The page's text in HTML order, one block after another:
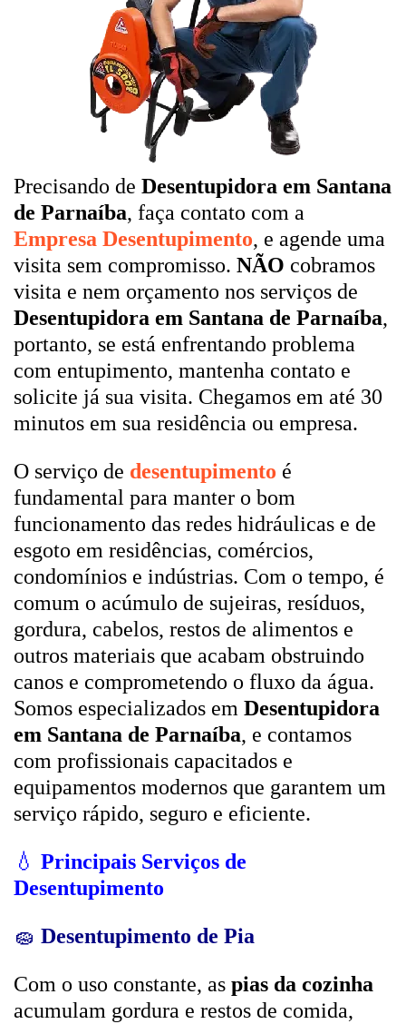
Precisando de Desentupidora em Santana
de Parnaíba, faça contato com a
Empresa Desentupimento, e agende uma
visita sem compromisso. NÃO cobramos
visita e nem orçamento nos serviços de
Desentupidora em Santana de Parnaíba,
portanto, se está enfrentando problema
com entupimento, mantenha contato e
solicite já sua visita. Chegamos em até 30
minutos em sua residência ou empresa.
O serviço de desentupimento é
fundamental para manter o bom
funcionamento das redes hidráulicas e de
esgoto em residências, comércios,
condomínios e indústrias. Com o tempo, é
comum o acúmulo de sujeiras, resíduos,
gordura, cabelos, restos de alimentos e
outros materiais que acabam obstruindo
canos e comprometendo o fluxo da água.
Somos especializados em Desentupidora
em Santana de Parnaíba, e contamos
com profissionais capacitados e
equipamentos modernos que garantem um
serviço rápido, seguro e eficiente.
💧 Principais Serviços de
Desentupimento
🧽 Desentupimento de Pia
Com o uso constante, as pias da cozinha
acumulam gordura e restos de comida,